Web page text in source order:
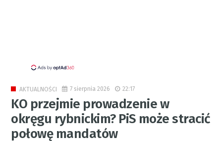
AKTUALNOŚCI 7 sierpnia 2026 22:17
KO przejmie prowadzenie w
okręgu rybnickim? PiS może stracić
połowę mandatów